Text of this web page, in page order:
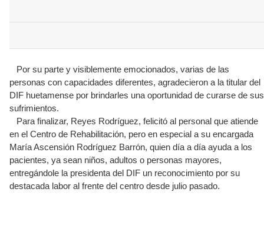
Por su parte y visiblemente emocionados, varias de las
personas con capacidades diferentes, agradecieron a la titular del
DIF huetamense por brindarles una oportunidad de curarse de sus
sufrimientos.
Para finalizar, Reyes Rodríguez, felicitó al personal que atiende
en el Centro de Rehabilitación, pero en especial a su encargada
María Ascensión Rodríguez Barrón, quien día a día ayuda a los
pacientes, ya sean niños, adultos o personas mayores,
entregándole la presidenta del DIF un reconocimiento por su
destacada labor al frente del centro desde julio pasado.